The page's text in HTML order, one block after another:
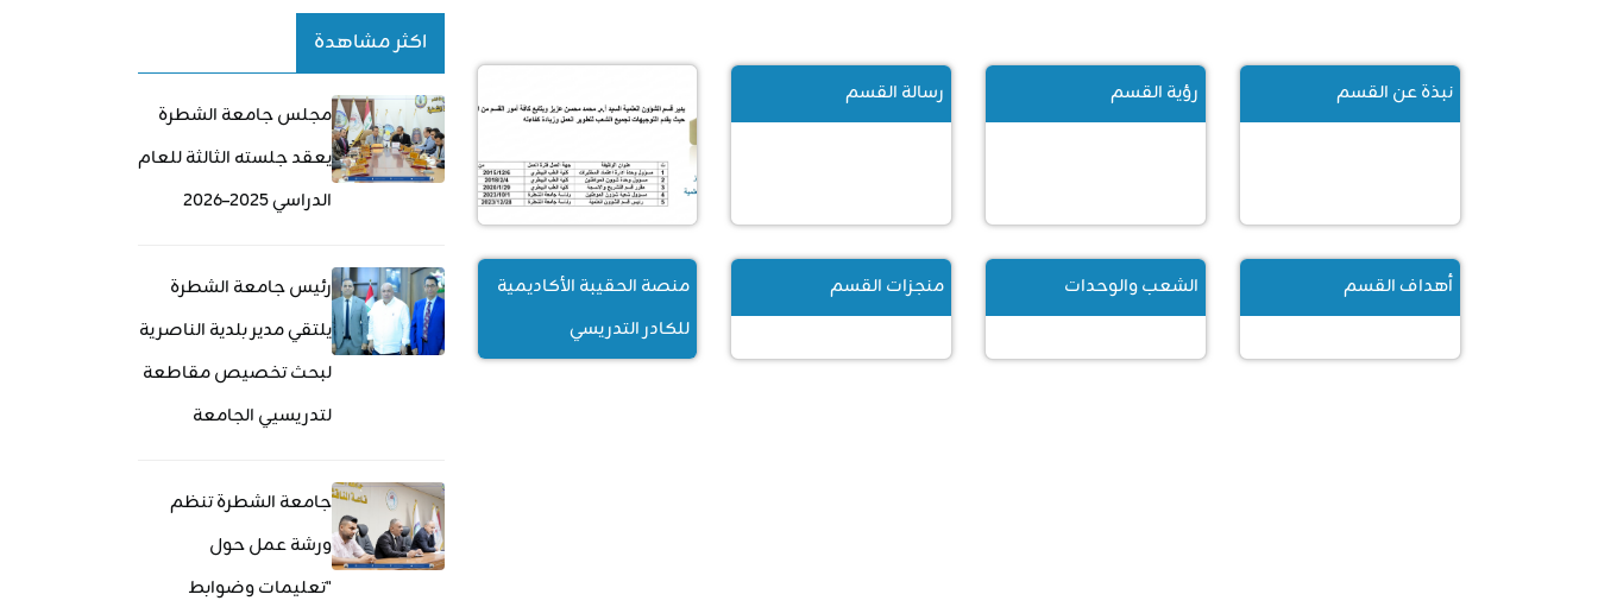
نبذة عن القسم رؤية القسم رسالة القسم
مدير القسم
أهداف القسم
الشعب والوحدات منجزات القسم
منصة الحقيبة الأكاديمية
للكادر التدريسي
اكثر مشاهدة
مجلس جامعة الشطرة
يعقد جلسته الثالثة للعام
الدراسي 2025–2026
رئيس جامعة الشطرة
يلتقي مدير بلدية الناصرية
لبحث تخصيص مقاطعة
لتدريسيي الجامعة
جامعة الشطرة تنظم
ورشة عمل حول
"تعليمات وضوابط